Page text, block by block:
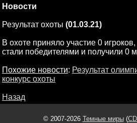
Новости
Результат охоты (01.03.21)
В охоте приняло участие 0
стали победителями и получили 0
Похожие новости: Результат
конкурс охоты
Назад
© 2007-2026 Темные миры(